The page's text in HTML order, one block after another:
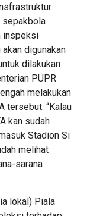
sepakbola
inspeksi
digunakan
dilakukan
PUPR
melakukan
tersebut. “Kalau
kan sudah
Stadion Si
melihat
sarana
lokal) Piala